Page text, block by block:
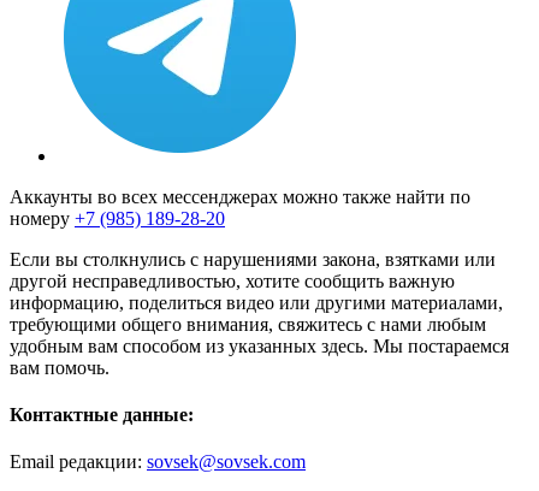
Аккаунты во всех мессенджерах можно также найти по
номеру +7 (985) 189-28-20
Если вы столкнулись с нарушениями закона, взятками или
другой несправедливостью, хотите сообщить важную
информацию, поделиться видео или другими материалами,
требующими общего внимания, свяжитесь с нами любым
удобным вам способом из указанных здесь. Мы постараемся
вам помочь.
Контактные данные:
Email редакции: sovsek@sovsek.com